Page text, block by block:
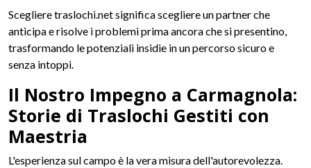
Scegliere traslochi.net significa scegliere un partner che
anticipa e risolve i problemi prima ancora che si presentino,
trasformando le potenziali insidie in un percorso sicuro e
senza intoppi.
Il Nostro Impegno a Carmagnola:
Storie di Traslochi Gestiti con
Maestria
L'esperienza sul campo è la vera misura dell'autorevolezza.